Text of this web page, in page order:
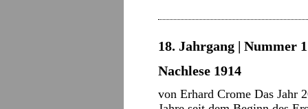
18. Jahrgang | Nummer
Nachlese 1914
von Erhard Crome Das Jahr